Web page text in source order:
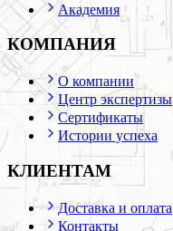
Академия
КОМПАНИЯ
О компании
Центр экспертизы
Сертификаты
Истории успеха
КЛИЕНТАМ
Доставка и оплата
Контакты